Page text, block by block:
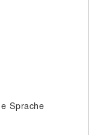
Sprache